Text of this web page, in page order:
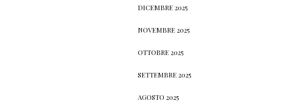
DICEMBRE 2025
NOVEMBRE 2025
OTTOBRE 2025
SETTEMBRE 2025
AGOSTO 2025